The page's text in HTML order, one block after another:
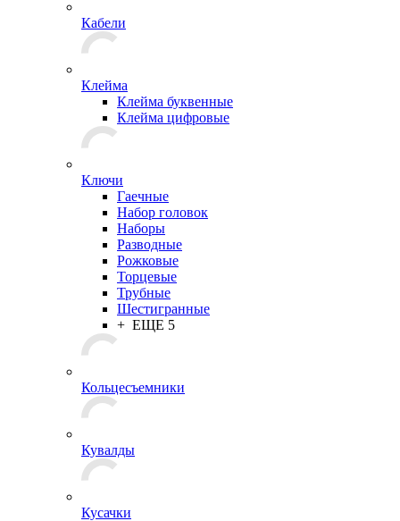
Кабели
Клейма
Клейма буквенные
Клейма цифровые
Ключи
Гаечные
Набор головок
Наборы
Разводные
Рожковые
Торцевые
Трубные
Шестигранные
+ ЕЩЕ 5
Кольцесъемники
Кувалды
Кусачки